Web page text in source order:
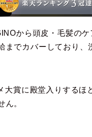
から頭皮・毛髪の
までカバーしており、
賞に殿堂入りするほ
ん。